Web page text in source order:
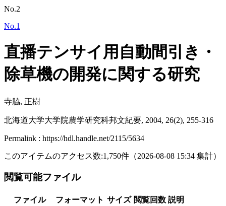
No.2
No.1
直播テンサイ用自動間引き・
除草機の開発に関する研究
寺脇, 正樹
北海道大学大学院農学研究科邦文紀要, 2004, 26(2), 255-316
Permalink : https://hdl.handle.net/2115/5634
このアイテムのアクセス数:1,750件 （2026-08-08 15:34 集計）
閲覧可能ファイル
ファイル フォーマット サイズ 閲覧回数 説明